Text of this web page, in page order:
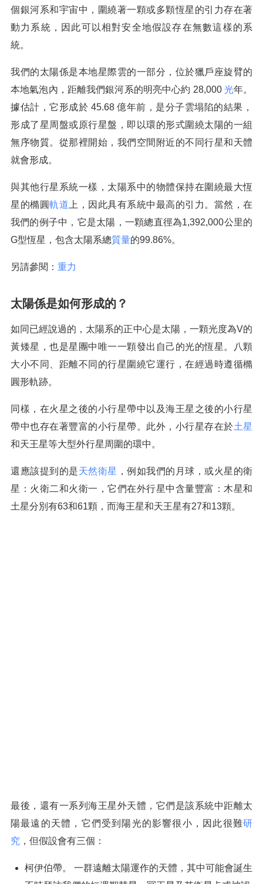
個銀河系和宇宙中，圍繞著一顆或多顆恆星的引力存在著
動力系統，因此可以相對安全地假設存在無數這樣的系
統。
我們的太陽係是本地星際雲的一部分，位於獵戶座旋臂的
本地氣泡內，距離我們銀河系的明亮中心約 28,000 光年。
據估計，它形成於 45.68 億年前，是分子雲塌陷的結果，
形成了星周盤或原行星盤，即以環的形式圍繞太陽的一組
無序物質。從那裡開始，我們空間附近的不同行星和天體
就會形成。
與其他行星系統一樣，太陽系中的物體保持在圍繞最大恆
星的橢圓軌道 上，因此具有系統中最高的引力。當然，在
我們的例子中，它是太陽，一顆總直徑為1,392,000公里的
G型恆星，包含太陽系總質量的99.86%。
另請參閱： 重力
太陽係是如何形成的？
如同已經說過的，太陽系的正中心是太陽，一顆光度為V的
黃矮星，也是星團中唯一一顆發出自己的光的恆星。八顆
大小不同、距離不同的行星圍繞它運行，在經過時遵循橢
圓形軌跡。
同樣，在火星之後的小行星帶中以及海王星之後的小行星
帶中也存在著豐富的小行星帶。此外，小行星存在於土星
和天王星等大型外行星周圍的環中。
還應該提到的是天然衛星 ，例如我們的月球，或火星的衛
星：火衛二和火衛一，它們在外行星中含量豐富：木星和
土星分別有63和61顆，而海王星和天王星有27和13顆。
最後，還有一系列海王星外天體，它們是該系統中距離太
陽最遠的天體，它們受到陽光的影響很小，因此很難研
究 ，但假設會有三個：
柯伊伯帶。 一群遠離太陽運作的天體，其中可能會誕生